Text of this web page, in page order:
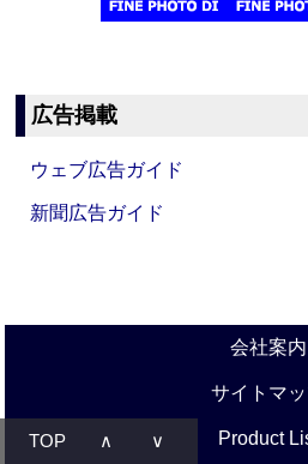
広告掲載
ウェブ広告ガイド
新聞広告ガイド
会社案内
サイトマ
Product
TOP ∧ ∨